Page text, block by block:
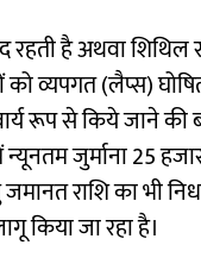
है अथवा शिथिल
को व्यपगत (लैप्स)
रूप से किये जाने की
जुर्माना 25
राशि का भी
किया जा रहा है।